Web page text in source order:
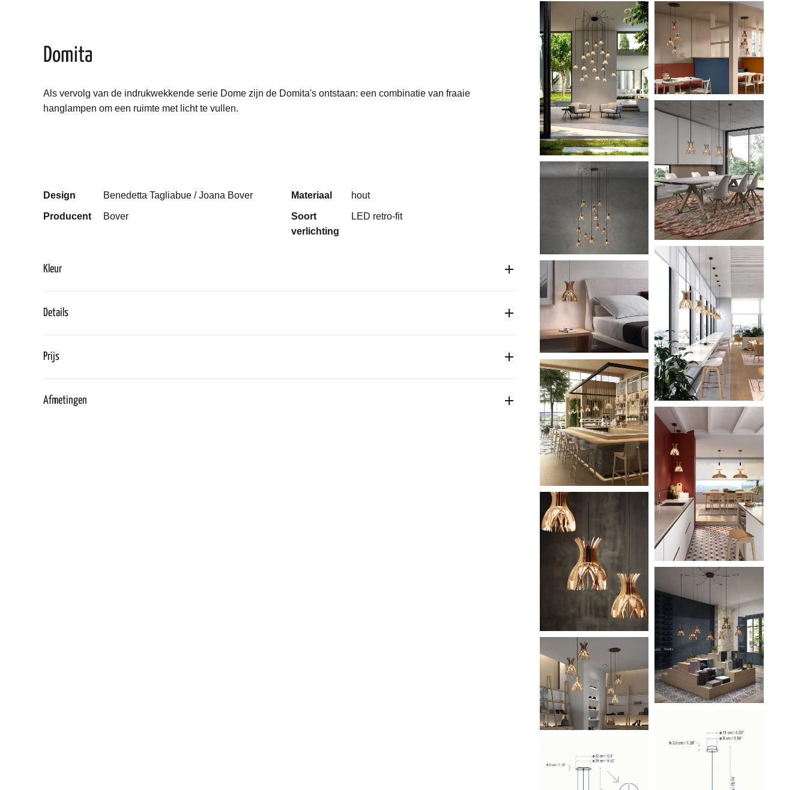
Domita
Als vervolg van de indrukwekkende serie Dome zijn de Domita's ontstaan: een combinatie van fraaie
hanglampen om een ruimte met licht te vullen.
Design Benedetta Tagliabue / Joana Bover
Producent Bover
Materiaal hout
Soort
verlichting
LED retro-fit
Kleur
Details
Prijs
Afmetingen